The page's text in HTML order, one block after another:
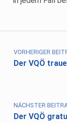
VORHERIGER
Der VQÖ
NÄCHSTER
Der VQÖ